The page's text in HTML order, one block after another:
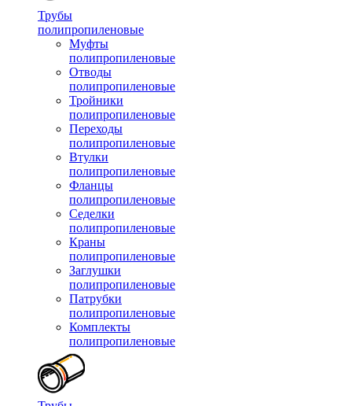
Трубы
полипропиленовые
Муфты
полипропиленовые
Отводы
полипропиленовые
Тройники
полипропиленовые
Переходы
полипропиленовые
Втулки
полипропиленовые
Фланцы
полипропиленовые
Седелки
полипропиленовые
Краны
полипропиленовые
Заглушки
полипропиленовые
Патрубки
полипропиленовые
Комплекты
полипропиленовые